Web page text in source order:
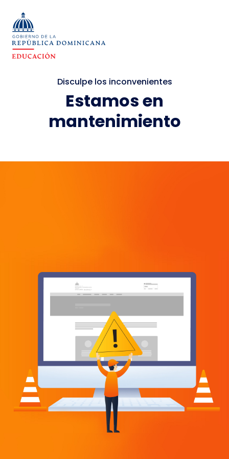
Disculpe los inconvenientes
Estamos en
mantenimiento